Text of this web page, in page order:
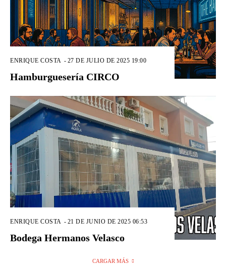
ENRIQUE COSTA - 27 DE JULIO DE 2025 19:00
Hamburguesería CIRCO
ENRIQUE COSTA - 21 DE JUNIO DE 2025 06:53
Bodega Hermanos Velasco
CARGAR MÁS